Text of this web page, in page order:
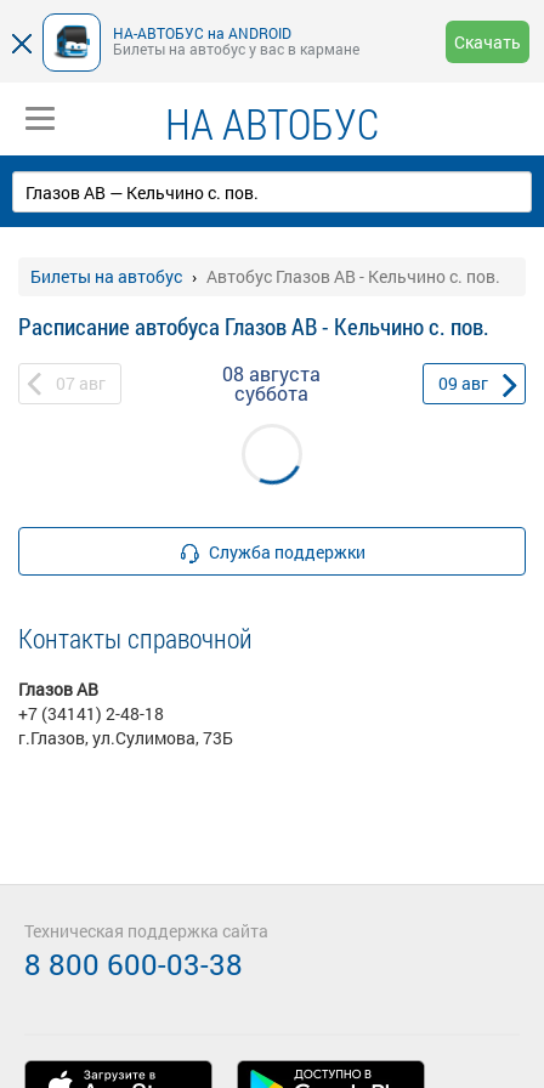
НА-АВТОБУС на ANDROID
Билеты на автобус у вас в кармане
Скачать
НА АВТОБУС
Билеты на автобус Автобус Глазов АВ - Кельчино с. пов.
Расписание автобуса Глазов АВ - Кельчино с. пов.
07 авг 08 августа
суббота 09 авг
Служба поддержки
Контакты справочной
Глазов АВ
+7 (34141) 2-48-18
г.Глазов, ул.Сулимова, 73Б
Техническая поддержка сайта
8 800 600-03-38